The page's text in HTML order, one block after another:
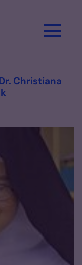
Christiana